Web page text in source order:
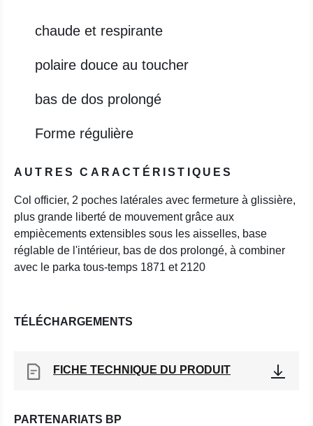
chaude et respirante
polaire douce au toucher
bas de dos prolongé
Forme régulière
AUTRES CARACTÉRISTIQUES
Col officier, 2 poches latérales avec fermeture à glissière,
plus grande liberté de mouvement grâce aux
empiècements extensibles sous les aisselles, base
réglable de l'intérieur, bas de dos prolongé, à combiner
avec le parka tous-temps 1871 et 2120
TÉLÉCHARGEMENTS
FICHE TECHNIQUE DU PRODUIT
PARTENARIATS BP